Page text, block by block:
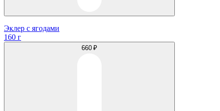
Эклер с ягодами
160 г
660 ₽